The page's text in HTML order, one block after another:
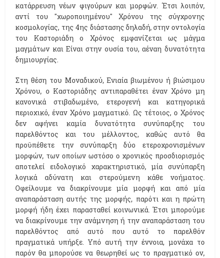
κατάρρευση νέων φιγούρων και μορφών. Έτσι λοιπόν,
αντί του "χωροποιημένου" Χρόνου της σύγχρονης
κοσμολογίας, της 4ης διάστασης δηλαδή, στην οντολογία
του Καστοριάδη ο Χρόνος εμφανίζεται ως μάγμα
μαγμάτων και Είναι στην ουσία του, αέναη δυνατότητα
δημιουργίας.
Στη θέση του Μοναδικού, Ενιαία βιωμένου ή βιώσιμου
Χρόνου, ο Καστοριάδης αντιπαραθέτει έναν Χρόνο μη
κανονικά στιβαδωμένο, ετερογενή και κατηγορικά
περιοχικό, έναν Χρόνο μαγματικό. Ως τέτοιος, ο Χρόνος
δεν αφήνει καμία δυνατότητα συνύπαρξης του
παρελθόντος και του μέλλοντος, καθώς αυτό θα
προϋπέθετε την συνύπαρξη δύο ετεροχρονισμένων
μορφών, των οποίων ωστόσο ο χρονικός προσδιορισμός
αποτελεί ειδολογικό χαρακτηριστικό, μία συνύπαρξη
λογικά αδύνατη και στερούμενη κάθε νοήματος.
Οφείλουμε να διακρίνουμε μία μορφή και από μία
αναπαράσταση αυτής της μορφής, παρότι και η πρώτη
μορφή ήδη έχει παρασταθεί κοινωνικά. Έτσι μπορούμε
να διακρίνουμε την ανάμνηση ή την αναπαράσταση του
παρελθόντος από αυτό που αυτό το παρελθόν
πραγματικά υπήρξε. Υπό αυτή την έννοια, μονάχα το
παρόν θα μπορούσε να θεωρηθεί ως το πραγματικό ον,